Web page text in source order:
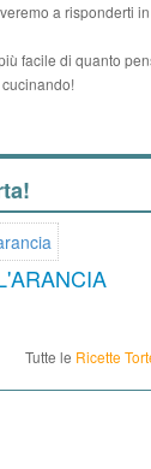
a risponderti in
facile di quanto
Tutte le Ricette